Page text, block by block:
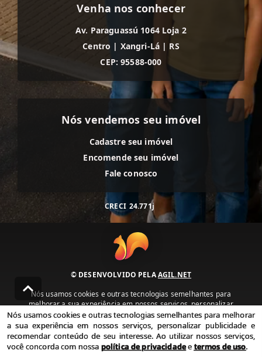
Venha nos conhecer
Av. Paraguassú 1064 Loja 2
Centro | Xangri-Lá | RS
CEP: 95588-000
Nós vendemos seu imóvel
Cadastre seu imóvel
Encomende seu imóvel
Fale conosco
CRECI 24.771j
© DESENVOLVIDO PELAAGIL.NET
Nós usamos cookies e outras tecnologias semelhantes para
melhorar a sua experiência em nossos serviços, personalizar
publicidade e recomendar conteúdo de seu interesse. Ao utilizar
nossos serviços, você concorda com nossa política de privacidade e
termos de uso.
Política de Privacidade Termos de uso
Nós usamos cookies e outras tecnologias semelhantes para melhorar
a sua experiência em nossos serviços, personalizar publicidade e
recomendar conteúdo de seu interesse. Ao utilizar nossos serviços,
você concorda com nossa política de privacidadeetermos de uso.